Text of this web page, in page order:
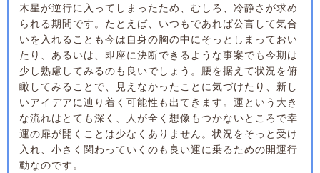
木星が逆行に入ってしまったため、むしろ、冷静さが求め
られる期間です。たとえば、いつもであれば公言して気合
いを入れることも今は自身の胸の中にそっとしまっておい
たり、あるいは、即座に決断できるような事案でも今期は
少し熟慮してみるのも良いでしょう。腰を据えて状況を俯
瞰してみることで、見えなかったことに気づけたり、新し
いアイデアに辿り着く可能性も出てきます。運という大き
な流れはとても深く、人が全く想像もつかないところで幸
運の扉が開くことは少なくありません。状況をそっと受け
入れ、小さく関わっていくのも良い運に乗るための開運行
動なのです。